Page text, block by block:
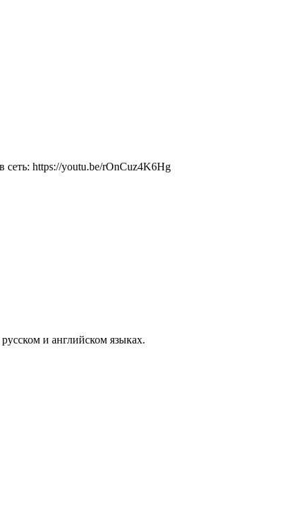
сеть: https://youtu.be/rOnCuz4K6Hg
и английском языках.